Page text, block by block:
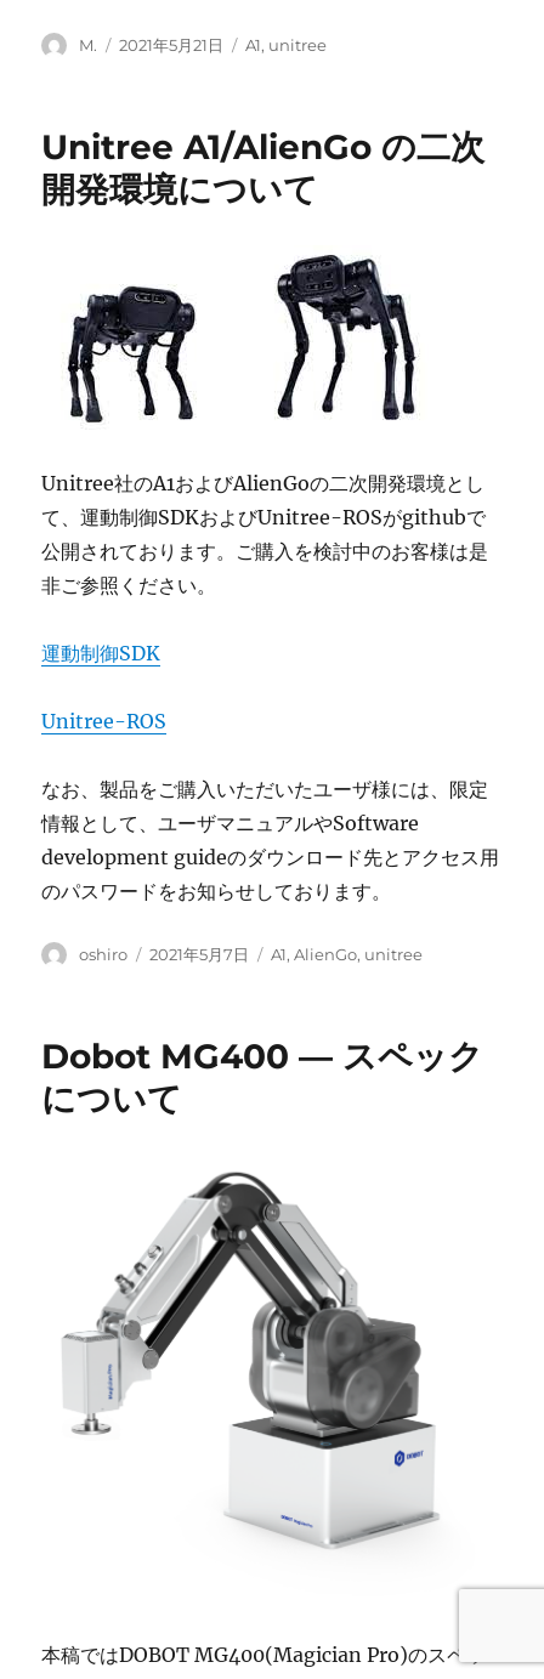
投
M.
投
2021年5月21日
カ
ー
A1, unitree
Unitree A1/AlienGo の二次
開発環境について
Unitree社のA1およびAlienGoの二次開発環境とし
て、運動制御SDKおよびUnitree-ROSがgithubで
公開されております。ご購入を検討中のお客様は是
非ご参照ください。
運動制御SDK
Unitree-ROS
なお、製品をご購入いただいたユーザ様には、限定
情報として、ユーザマニュアルやSoftware
development guideのダウンロード先とアクセス用
のパスワードをお知らせしております。
投
oshiro
投
2021年5月7日
カ
ー
A1,AlienGo, unitree
Dobot MG400 ― スペック
について
本稿ではDOBOT MG400(Magician Pro)のスペッ